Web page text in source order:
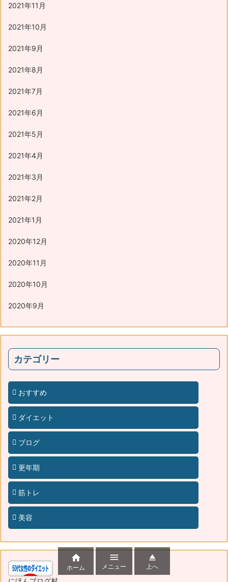
2021年11月
2021年10月
2021年9月
2021年8月
2021年7月
2021年6月
2021年5月
2021年4月
2021年3月
2021年2月
2021年1月
2020年12月
2020年11月
2020年10月
2020年9月
カテゴリー
おすすめ
ダイエット
ブログ
更年期
筋トレ
美容

ホーム

メニュー

上へ